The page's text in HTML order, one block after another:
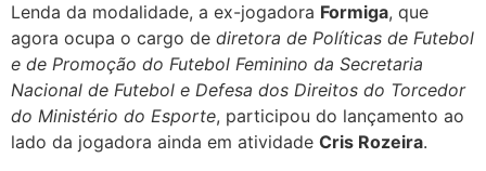
Lenda da modalidade, a ex-jogadora Formiga, que
agora ocupa o cargo de diretora de Políticas de Futebol
e de Promoção do Futebol Feminino da Secretaria
Nacional de Futebol e Defesa dos Direitos do Torcedor
do Ministério do Esporte, participou do lançamento ao
lado da jogadora ainda em atividade Cris Rozeira.